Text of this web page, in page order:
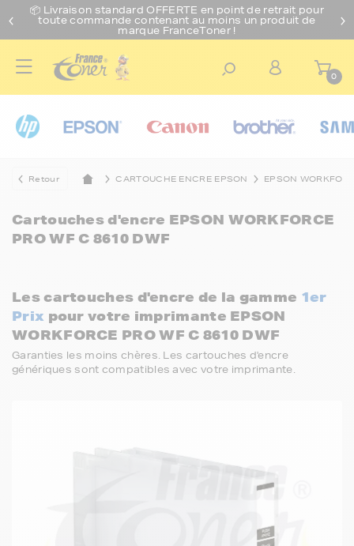
📦 Livraison standard OFFERTE en point de retrait pour
toute commande contenant au moins un produit de
marque FranceToner !
0
Retour CARTOUCHE ENCRE EPSON EPSON
Cartouches d'encre EPSON WORKFORCE
PRO WF C 8610 DWF
Les cartouches d'encre de la gamme 1er
Prix pour votre imprimante EPSON
WORKFORCE PRO WF C 8610 DWF
Garanties les moins chères. Les cartouches d'encre
génériques sont compatibles avec votre imprimante.